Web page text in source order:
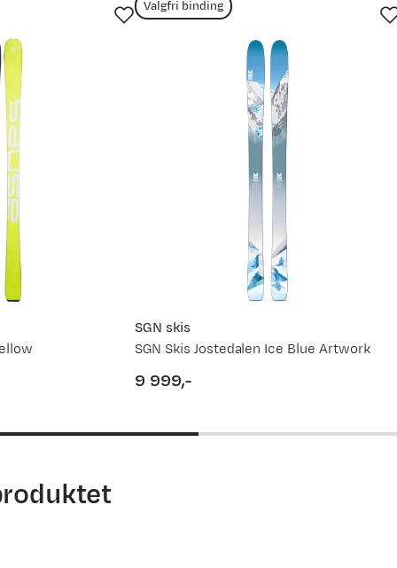
de velger ski til bruk i preparerte løyper. Med lenger ski vil
det de er, så man kan med fordel gå noe opp i lengde
skiene ofte ha en positiv påvirkning.
Tabellen er satt opp av Fjellsport.no.
SGN skis
SGN Skis Jostedalen Ice Blue Artwork
Valgfri binding
9 999,-